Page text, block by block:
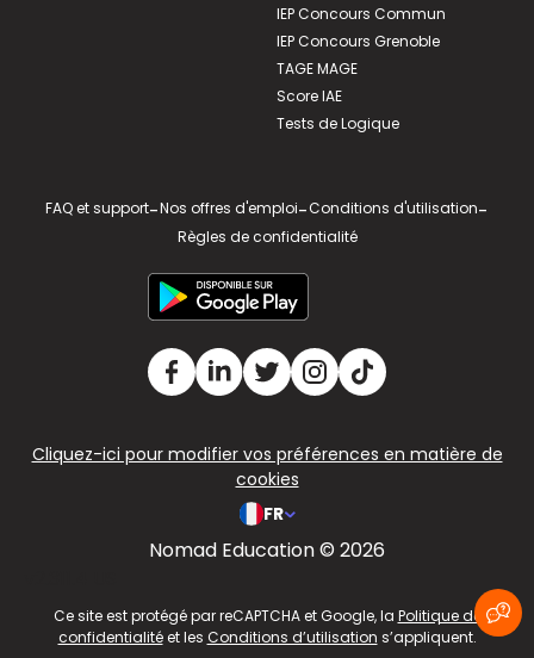
IEP Concours Commun
IEP Concours Grenoble
TAGE MAGE
Score IAE
Tests de Logique
FAQ et support-Nos offres d'emploi-Conditions d'utilisation-
Règles de confidentialité
Cliquez-ici pour modifier vos préférences en matière de
cookies
FR
Nomad Education © 2026
Ce site est protégé par reCAPTCHA et Google, la Politique de
confidentialitéet les Conditions d’utilisation s’appliquent.